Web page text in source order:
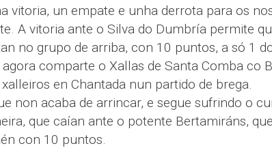
vitoria, un empate e unha derrota para os
A vitoria ante o Silva do Dumbría permite
no grupo de arriba, con 10 puntos, a só 1
agora comparte o Xallas de Santa Comba co
en Chantada nun partido de brega.
non acaba de arrincar, e segue sufrindo o
que caían ante o potente Bertamiráns,
con 10 puntos.